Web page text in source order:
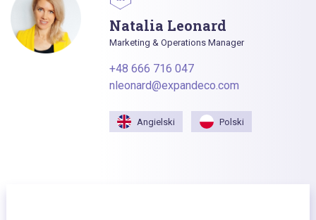
Natalia Leonard
Marketing & Operations Manager
+48 666 716 047
nleonard@expandeco.com
Angielski Polski